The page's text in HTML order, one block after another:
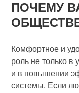
ПОЧЕМУ
Комфортное и
роль не только в
и в повышении
системы. Если